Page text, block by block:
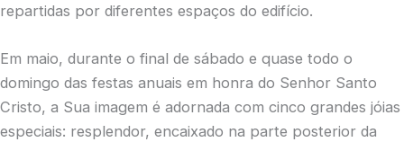
repartidas por diferentes espaços do edifício.
Em maio, durante o final de sábado e quase todo o
domingo das festas anuais em honra do Senhor Santo
Cristo, a Sua imagem é adornada com cinco grandes jóias
especiais: resplendor, encaixado na parte posterior da